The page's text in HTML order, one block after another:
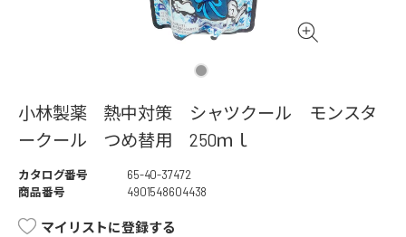
小林製薬 熱中対策 シャツクール モンスタ
ークール つめ替用 250ｍｌ
カタログ番号
65-40-37472
商品番号
4901548604438
マイリストに登録する